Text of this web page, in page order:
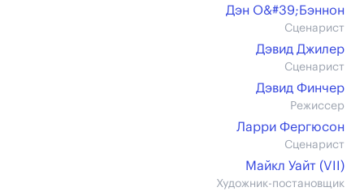
Дэн О&#39;Бэннон
Сценарист
Дэвид Джилер
Сценарист
Дэвид Финчер
Режиссер
Ларри Фергюсон
Сценарист
Майкл Уайт (VII)
Художник-постановщик